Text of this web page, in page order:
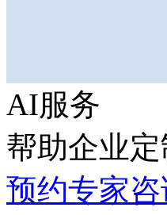
AI服务
帮助企业定
预约专家咨